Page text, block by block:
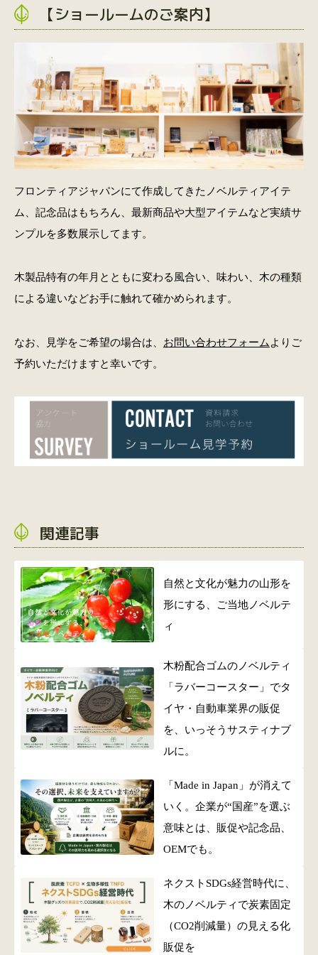
【ショールームのご案内】
フロンティアジャパンにて作成してきたノベルティアイテ
ム、記念品はもちろん、最新商品や大型アイテムなど実績サ
ンプルを多数展示してます。
木製品特有の年月とともに変わる風合い、味わい、木の種類
による違いなどお手に触れて確かめられます。
なお、見学をご希望の場合は、 お問い合わせフォーム よりご
予約いただけますと幸いです。
関連記事
自然と文化が魅力の山形を
形にする、ご当地ノベルテ
ィ
木粉配合ゴムのノベルティ
「ラバーコースター」でタ
イヤ・自動車業界の販促
を、いっそうサスティナブ
ルに。
「Made in Japan」が消えて
いく。企業が“国産”を選ぶ
意味とは、販促や記念品、
OEMでも。
ネクストSDGs経営時代に、
木のノベルティで炭素固定
（CO2削減量）の見える化
販促を